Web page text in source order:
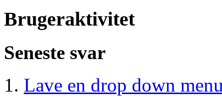
Brugeraktivitet
Seneste svar
Lave en drop down